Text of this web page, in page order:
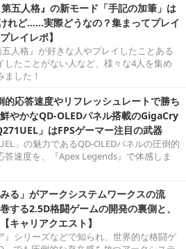
五人格』の新モード「手記の加筆」は
れど……実際どうなの？集まってプレイ
レイレポ】
五人格』が好きな人やプレイしたことある
したことがない人など、様々な4人を集め
した！
応答速度やリフレッシュレートで勝ち
やかなQD-OLEDパネル搭載のGigaCry
」はFPSゲーマー注目の武器
」の魅力であるQD-OLEDパネルの圧倒的
答速度を、『Apex Legends』で体感しま
みる」がアークシステムワークスの流
する2.5D格闘ゲームの開発の裏側と、
キャリアクエスト】
』シリーズなどで知られ、世界的な格闘ゲ